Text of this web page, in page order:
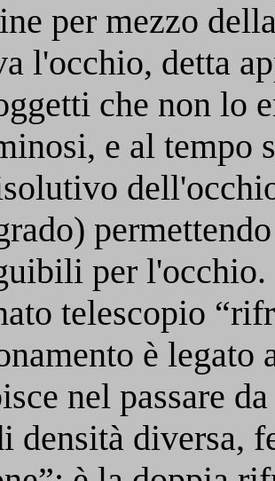
per mezzo
l'occhio, detta
che non lo
e al tempo
per l'occhio.
telescopio
è legato
nel passare
densità diversa,